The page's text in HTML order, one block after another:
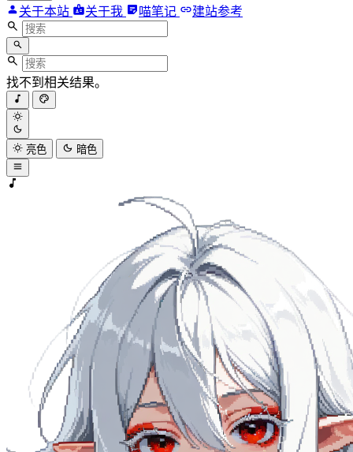
关于本站 关于我 喵笔记 建站参考
找不到相关结果。
亮色 暗色